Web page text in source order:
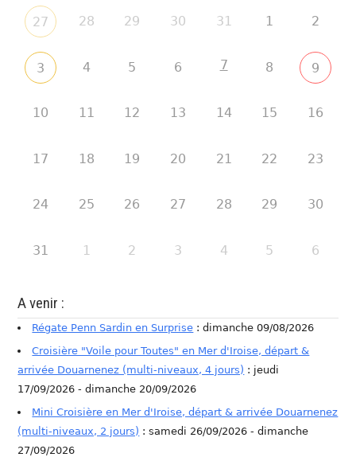
27 28 29 30 31 1 2
3 4 5 6 7 8 9
10 11 12 13 14 15 16
17 18 19 20 21 22 23
24 25 26 27 28 29 30
31 1 2 3 4 5 6
A venir :
Régate Penn Sardin en Surprise : dimanche 09/08/2026
Croisière "Voile pour Toutes" en Mer d'Iroise, départ &
arrivée Douarnenez (multi-niveaux, 4 jours) : jeudi
17/09/2026 - dimanche 20/09/2026
Mini Croisière en Mer d'Iroise, départ & arrivée Douarnenez
(multi-niveaux, 2 jours) : samedi 26/09/2026 - dimanche
27/09/2026